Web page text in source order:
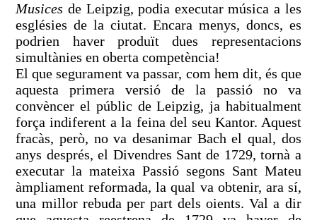
Musices de Leipzig, podia executar música a les
esglésies de la ciutat. Encara menys, doncs, es
podrien haver produït dues representacions
simultànies en oberta competència!
El que segurament va passar, com hem dit, és que
aquesta primera versió de la passió no va
convèncer el públic de Leipzig, ja habitualment
força indiferent a la feina del seu Kantor. Aquest
fracàs, però, no va desanimar Bach el qual, dos
anys després, el Divendres Sant de 1729, tornà a
executar la mateixa Passió segons Sant Mateu
àmpliament reformada, la qual va obtenir, ara sí,
una millor rebuda per part dels oients. Val a dir